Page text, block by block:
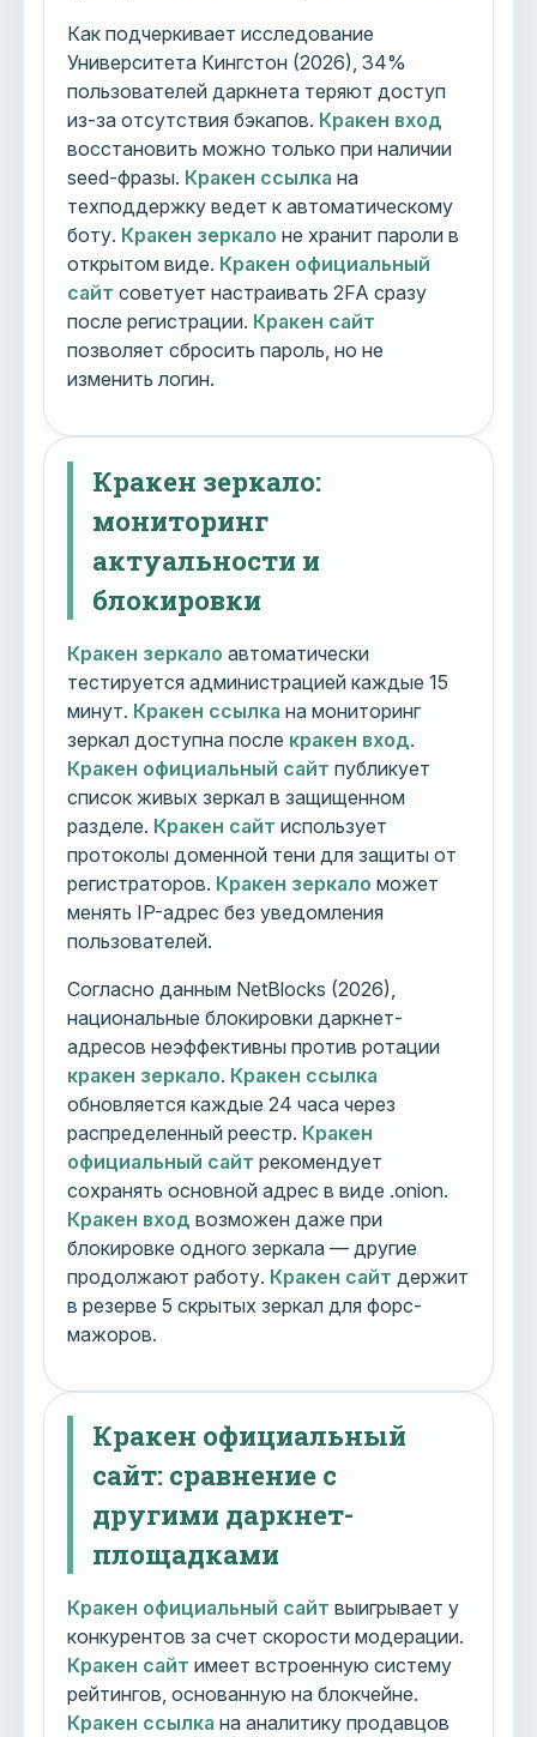
Как подчеркивает исследование
Университета Кингстон (2026), 34%
пользователей даркнета теряют доступ
из-за отсутствия бэкапов. Кракен вход
восстановить можно только при наличии
seed-фразы. Кракен ссылка на
техподдержку ведет к автоматическому
боту. Кракен зеркало не хранит пароли в
открытом виде. Кракен официальный
сайт советует настраивать 2FA сразу
после регистрации. Кракен сайт
позволяет сбросить пароль, но не
изменить логин.
Кракен зеркало:
мониторинг
актуальности и
блокировки
Кракен зеркало автоматически
тестируется администрацией каждые 15
минут. Кракен ссылка на мониторинг
зеркал доступна после кракен вход.
Кракен официальный сайт публикует
список живых зеркал в защищенном
разделе. Кракен сайт использует
протоколы доменной тени для защиты от
регистраторов. Кракен зеркало может
менять IP-адрес без уведомления
пользователей.
Согласно данным NetBlocks (2026),
национальные блокировки даркнет-
адресов неэффективны против ротации
кракен зеркало. Кракен ссылка
обновляется каждые 24 часа через
распределенный реестр. Кракен
официальный сайт рекомендует
сохранять основной адрес в виде .onion.
Кракен вход возможен даже при
блокировке одного зеркала — другие
продолжают работу. Кракен сайт держит
в резерве 5 скрытых зеркал для форс-
мажоров.
Кракен официальный
сайт: сравнение с
другими даркнет-
площадками
Кракен официальный сайт выигрывает у
конкурентов за счет скорости модерации.
Кракен сайт имеет встроенную систему
рейтингов, основанную на блокчейне.
Кракен ссылка на аналитику продавцов